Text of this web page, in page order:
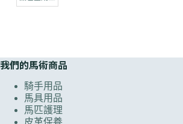
我們的馬術商品
騎手用品
馬具用品
馬匹護理